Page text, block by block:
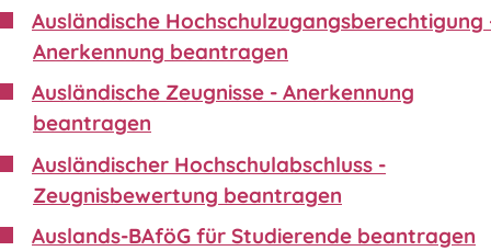
Ausländische Hochschulzugangsberechtigung
Anerkennung beantragen
Ausländische Zeugnisse - Anerkennung
beantragen
Ausländischer Hochschulabschluss -
Zeugnisbewertung beantragen
Auslands-BAföG für Studierende beantragen